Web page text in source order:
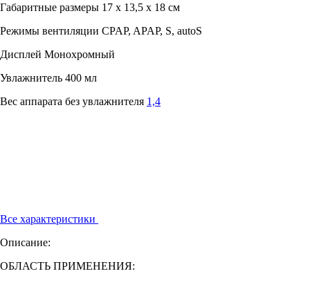
Габаритные размеры 17 x 13,5 x 18 см
Режимы вентиляции CPAP, APAP, S, autoS
Дисплей Монохромный
Увлажнитель 400 мл
Вес аппарата без увлажнителя 1,4
Все характеристики
Описание:
ОБЛАСТЬ ПРИМЕНЕНИЯ: